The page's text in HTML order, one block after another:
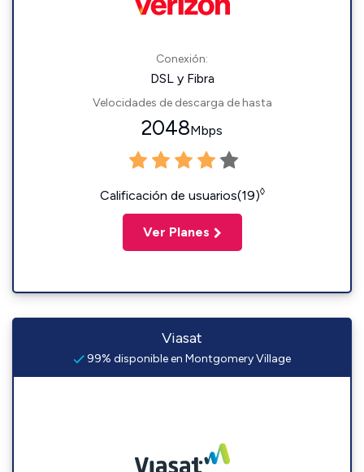
Conexión:
DSL y Fibra
Velocidades de descarga de hasta
2048Mbps
Calificación de usuarios(19)◊
Ver Planes
Viasat
99% disponible en Montgomery Village